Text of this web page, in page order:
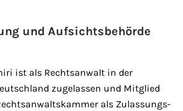
und Aufsichtsbehörde
ist als Rechtsanwalt in der
zugelassen und Mitglied
als Zulassungs-